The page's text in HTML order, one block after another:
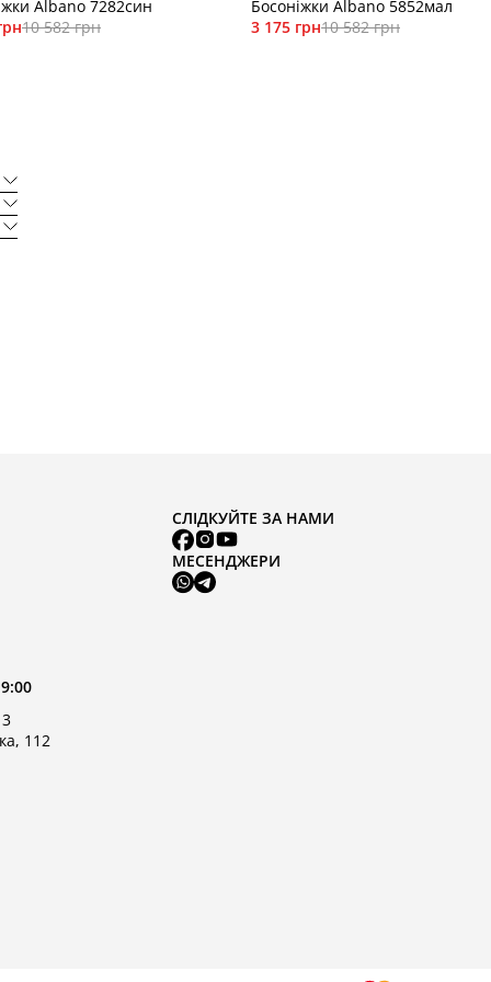
Albano 7282син
10 582 грн
Босоніжки Albano 5852мал
3 175 грн10 582 грн
112
СЛІДКУЙТЕ ЗА НАМИ
МЕСЕНДЖЕРИ